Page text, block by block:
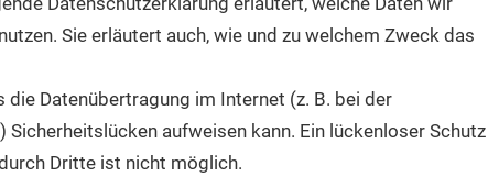
Sie erläutert auch, wie und zu welchem Zweck das
die Datenübertragung im Internet (z. B. bei der
Sicherheitslücken aufweisen kann. Ein lückenloser Schutz
Dritte ist nicht möglich.